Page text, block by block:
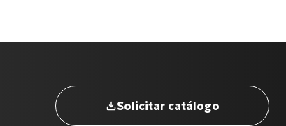
Solicitar catálogo